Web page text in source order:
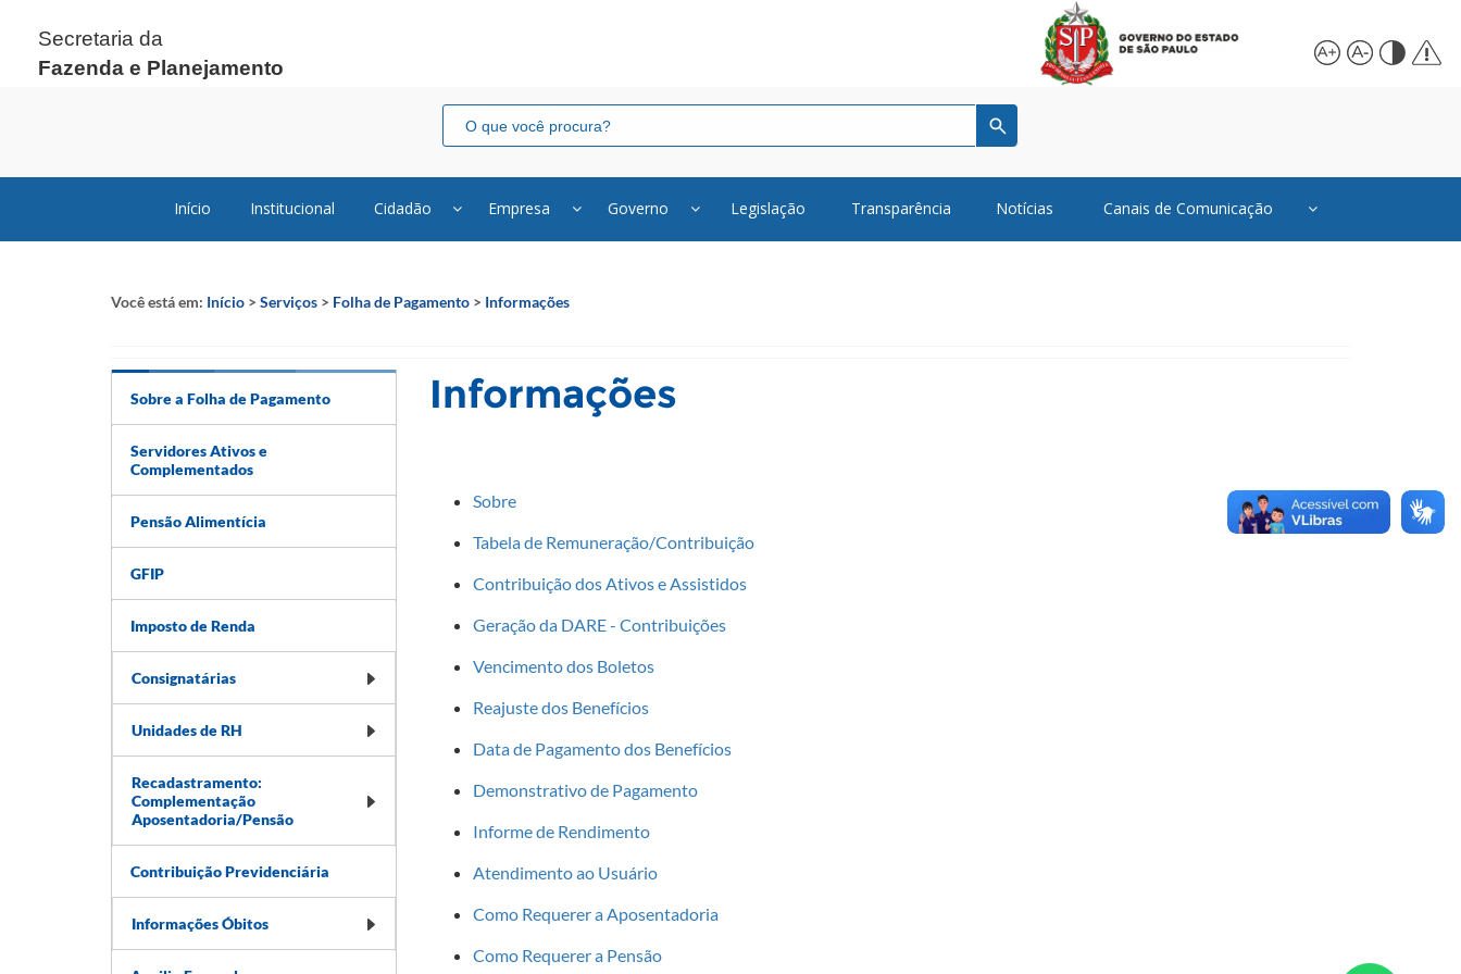
Secretaria da
Fazenda e Planejamento
Início Institucional Cidadão Empresa Governo Legislação Transparência Notícias Canais de Comunicação
Você está em: Início > Serviços > Folha de Pagamento > Informações
Sobre a Folha de Pagamento
Servidores Ativos e
Complementados
Pensão Alimentícia
GFIP
Imposto de Renda
Consignatárias
Unidades de RH
Recadastramento:
Complementação
Aposentadoria/Pensão
Contribuição Previdenciária
Informações Óbitos
Informações
Sobre
Tabela de Remuneração/Contribuição
Contribuição dos Ativos e Assistidos
Geração da DARE - Contribuições
Vencimento dos Boletos
Reajuste dos Benefícios
Data de Pagamento dos Benefícios
Demonstrativo de Pagamento
Informe de Rendimento
Atendimento ao Usuário
Como Requerer a Aposentadoria
Como Requerer a Pensão